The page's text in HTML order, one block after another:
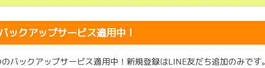
ックアップサービス適用中！
バックアップサービス適用中！新規登録はLINE友だち追加のみです。